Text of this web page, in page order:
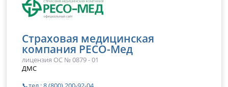
Страховая медицинская
компания РЕСО-Мед
лицензия ОС № 0879 - 01
ДМС